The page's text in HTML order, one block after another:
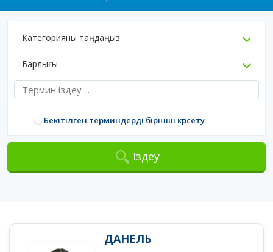
Категорияны таңдаңыз
Барлығы
Бекітілген терминдерді бірінші көрсету
Іздеу
ДАНЕЛЬ